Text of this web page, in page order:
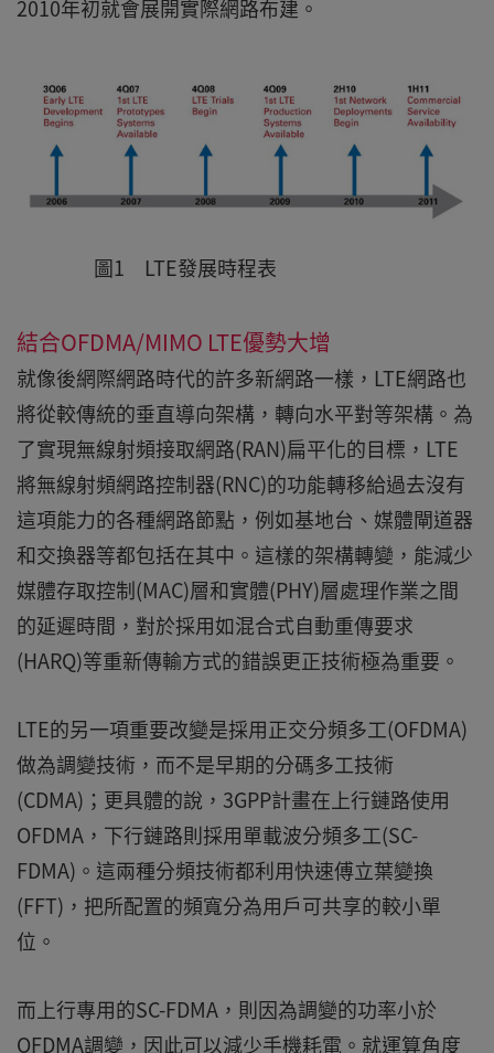
2010年初就會展開實際網路布建。
圖1 LTE發展時程表
結合OFDMA/MIMO LTE優勢大增
就像後網際網路時代的許多新網路一樣，LTE網路也
將從較傳統的垂直導向架構，轉向水平對等架構。為
了實現無線射頻接取網路(RAN)扁平化的目標，LTE
將無線射頻網路控制器(RNC)的功能轉移給過去沒有
這項能力的各種網路節點，例如基地台、媒體閘道器
和交換器等都包括在其中。這樣的架構轉變，能減少
媒體存取控制(MAC)層和實體(PHY)層處理作業之間
的延遲時間，對於採用如混合式自動重傳要求
(HARQ)等重新傳輸方式的錯誤更正技術極為重要。
LTE的另一項重要改變是採用正交分頻多工(OFDMA)
做為調變技術，而不是早期的分碼多工技術
(CDMA)；更具體的說，3GPP計畫在上行鏈路使用
OFDMA，下行鏈路則採用單載波分頻多工(SC-
FDMA)。這兩種分頻技術都利用快速傅立葉變換
(FFT)，把所配置的頻寬分為用戶可共享的較小單
位。
而上行專用的SC-FDMA，則因為調變的功率小於
OFDMA調變，因此可以減少手機耗電。就運算角度